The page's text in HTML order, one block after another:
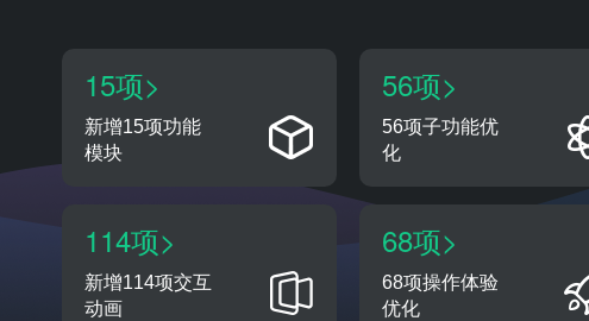
15项>
新增15项功能
模块
56项>
56项子功能优
化
114项>
新增114项交互
动画
68项>
68项操作体验
优化